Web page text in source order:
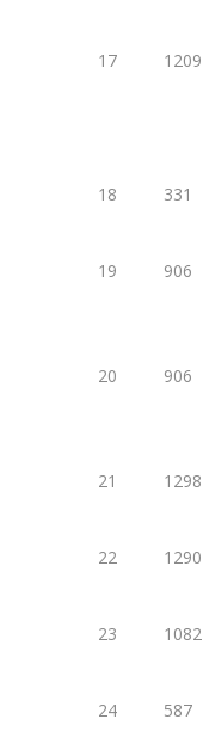
17 1209
18 331
19 906
20 906
21 1298
22 1290
23 1082
24 587